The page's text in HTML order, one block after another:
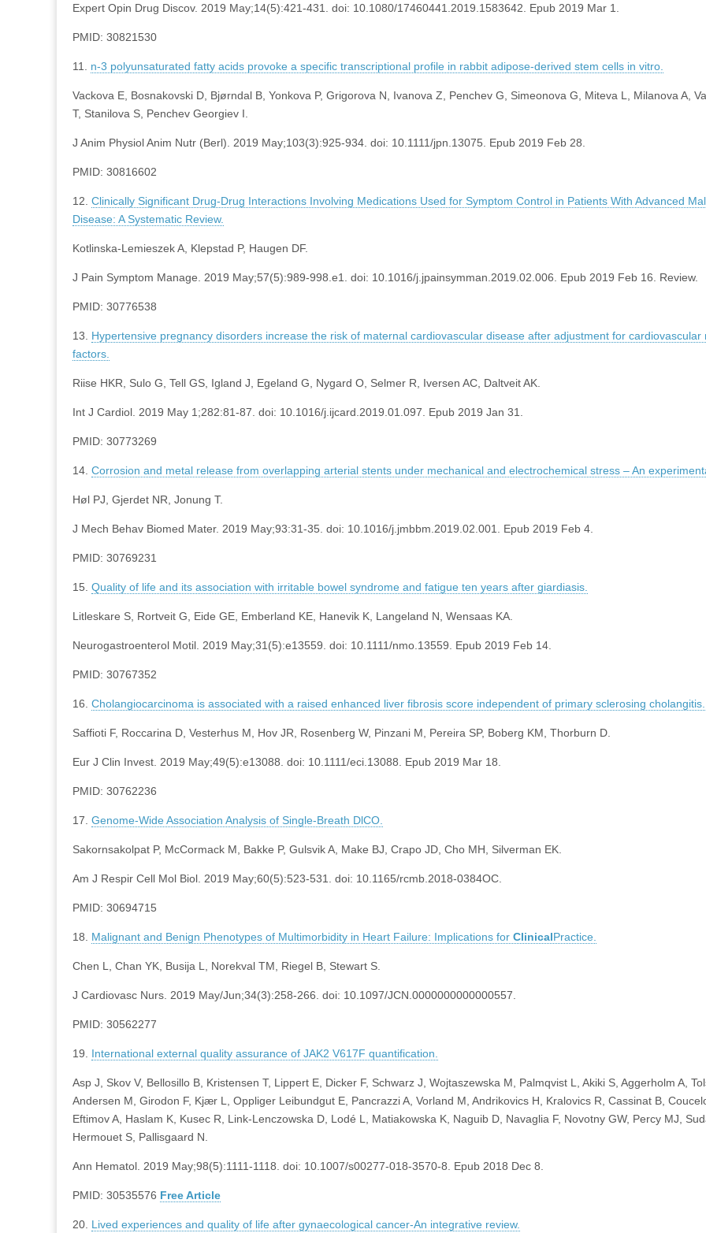
Expert Opin Drug Discov. 2019 May;14(5):421-431. doi: 10.1080/17460441.2019.1583642. Epub 2019 Mar 1.
PMID: 30821530
11. n-3 polyunsaturated fatty acids provoke a specific transcriptional profile in rabbit adipose-derived stem cells in vitro.
Vackova E, Bosnakovski D, Bjørndal B, Yonkova P, Grigorova N, Ivanova Z, Penchev G, Simeonova G, Miteva L, Milanova A,
T, Stanilova S, Penchev Georgiev I.
J Anim Physiol Anim Nutr (Berl). 2019 May;103(3):925-934. doi: 10.1111/jpn.13075. Epub 2019 Feb 28.
PMID: 30816602
12. Clinically Significant Drug-Drug Interactions Involving Medications Used for Symptom Control in Patients With Advanced
Disease: A Systematic Review.
Kotlinska-Lemieszek A, Klepstad P, Haugen DF.
J Pain Symptom Manage. 2019 May;57(5):989-998.e1. doi: 10.1016/j.jpainsymman.2019.02.006. Epub 2019 Feb 16. Review.
PMID: 30776538
13. Hypertensive pregnancy disorders increase the risk of maternal cardiovascular disease after adjustment for cardiovascular
factors.
Riise HKR, Sulo G, Tell GS, Igland J, Egeland G, Nygard O, Selmer R, Iversen AC, Daltveit AK.
Int J Cardiol. 2019 May 1;282:81-87. doi: 10.1016/j.ijcard.2019.01.097. Epub 2019 Jan 31.
PMID: 30773269
14. Corrosion and metal release from overlapping arterial stents under mechanical and electrochemical stress – An
Høl PJ, Gjerdet NR, Jonung T.
J Mech Behav Biomed Mater. 2019 May;93:31-35. doi: 10.1016/j.jmbbm.2019.02.001. Epub 2019 Feb 4.
PMID: 30769231
15. Quality of life and its association with irritable bowel syndrome and fatigue ten years after giardiasis.
Litleskare S, Rortveit G, Eide GE, Emberland KE, Hanevik K, Langeland N, Wensaas KA.
Neurogastroenterol Motil. 2019 May;31(5):e13559. doi: 10.1111/nmo.13559. Epub 2019 Feb 14.
PMID: 30767352
16. Cholangiocarcinoma is associated with a raised enhanced liver fibrosis score independent of primary sclerosing cholangitis.
Saffioti F, Roccarina D, Vesterhus M, Hov JR, Rosenberg W, Pinzani M, Pereira SP, Boberg KM, Thorburn D.
Eur J Clin Invest. 2019 May;49(5):e13088. doi: 10.1111/eci.13088. Epub 2019 Mar 18.
PMID: 30762236
17. Genome-Wide Association Analysis of Single-Breath DlCO.
Sakornsakolpat P, McCormack M, Bakke P, Gulsvik A, Make BJ, Crapo JD, Cho MH, Silverman EK.
Am J Respir Cell Mol Biol. 2019 May;60(5):523-531. doi: 10.1165/rcmb.2018-0384OC.
PMID: 30694715
18. Malignant and Benign Phenotypes of Multimorbidity in Heart Failure: Implications for ClinicalPractice.
Chen L, Chan YK, Busija L, Norekval TM, Riegel B, Stewart S.
J Cardiovasc Nurs. 2019 May/Jun;34(3):258-266. doi: 10.1097/JCN.0000000000000557.
PMID: 30562277
19. International external quality assurance of JAK2 V617F quantification.
Asp J, Skov V, Bellosillo B, Kristensen T, Lippert E, Dicker F, Schwarz J, Wojtaszewska M, Palmqvist L, Akiki S, Aggerholm A,
Andersen M, Girodon F, Kjær L, Oppliger Leibundgut E, Pancrazzi A, Vorland M, Andrikovics H, Kralovics R, Cassinat B,
Eftimov A, Haslam K, Kusec R, Link-Lenczowska D, Lodé L, Matiakowska K, Naguib D, Navaglia F, Novotny GW, Percy MJ,
Hermouet S, Pallisgaard N.
Ann Hematol. 2019 May;98(5):1111-1118. doi: 10.1007/s00277-018-3570-8. Epub 2018 Dec 8.
PMID: 30535576 Free Article
20. Lived experiences and quality of life after gynaecological cancer-An integrative review.